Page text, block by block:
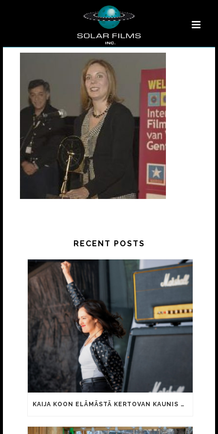
RECENT POSTS
KAIJA KOON ELÄMÄSTÄ KERTOVAN KAUNIS RIETAS ONNELLINEN -ELOKUVAN TRAILER JULKI